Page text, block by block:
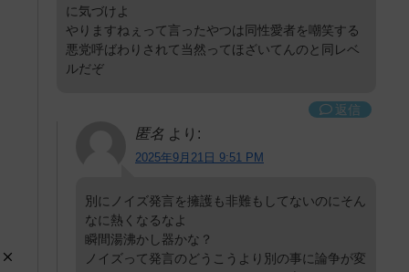
に気づけよ
やりますねぇって言ったやつは同性愛者を嘲笑する
悪党呼ばわりされて当然ってほざいてんのと同レベ
ルだぞ
返信
匿名 より:
2025年9月21日 9:51 PM
別にノイズ発言を擁護も非難もしてないのにそん
なに熱くなるなよ
瞬間湯沸かし器かな？
ノイズって発言のどうこうより別の事に論争が変